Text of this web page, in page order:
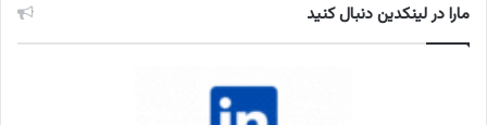
مارا در لینکدین دنبال کنید